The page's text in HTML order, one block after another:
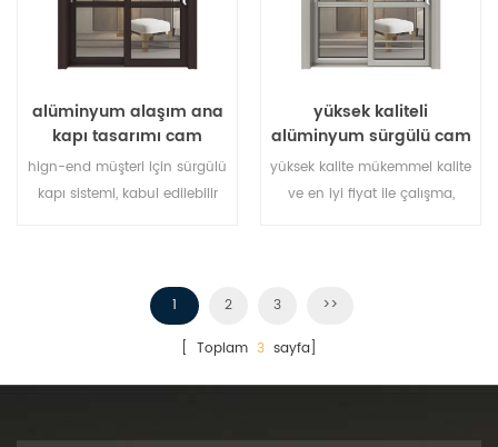
alüminyum alaşım ana
kapı tasarımı cam
sürgülü kapı
hign-end müşteri için sürgülü
kapı sistemi, kabul edilebilir
yüksek kaliteli
alüminyum sürgülü cam
kapı
yüksek kalite mükemmel kalite
ve en iyi fiyat ile çalışma,
1
2 3 >>
[ Toplam 3 sayfa]